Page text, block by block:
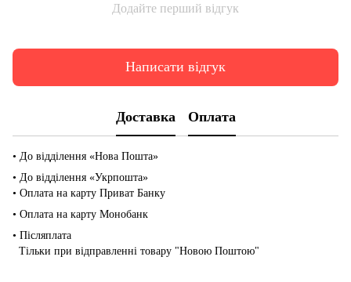
Додайте перший відгук
Написати відгук
Доставка Оплата
• До відділення «Нова Пошта»
• До відділення «Укрпошта»
• Оплата на карту Приват Банку
• Оплата на карту Монобанк
• Післяплата
Тільки при відправленні товару "Новою Поштою"